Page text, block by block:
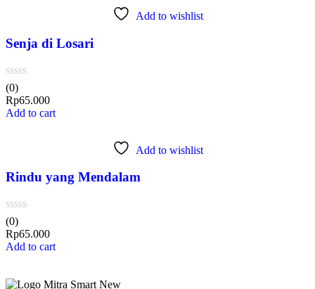
Add to wishlist
Senja di Losari
(0)
Rp65.000
Add to cart
Add to wishlist
Rindu yang Mendalam
(0)
Rp65.000
Add to cart